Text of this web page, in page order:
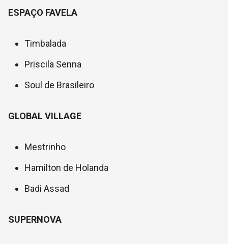
ESPAÇO FAVELA
Timbalada
Priscila Senna
Soul de Brasileiro
GLOBAL VILLAGE
Mestrinho
Hamilton de Holanda
Badi Assad
SUPERNOVA